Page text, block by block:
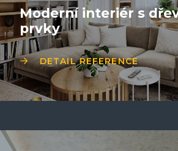
Moderní interiér s
prvky
DETAIL REFERENCE